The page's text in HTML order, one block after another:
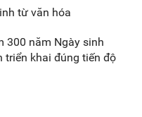
từ văn hóa
300 năm Ngày sinh
triển khai đúng tiến độ